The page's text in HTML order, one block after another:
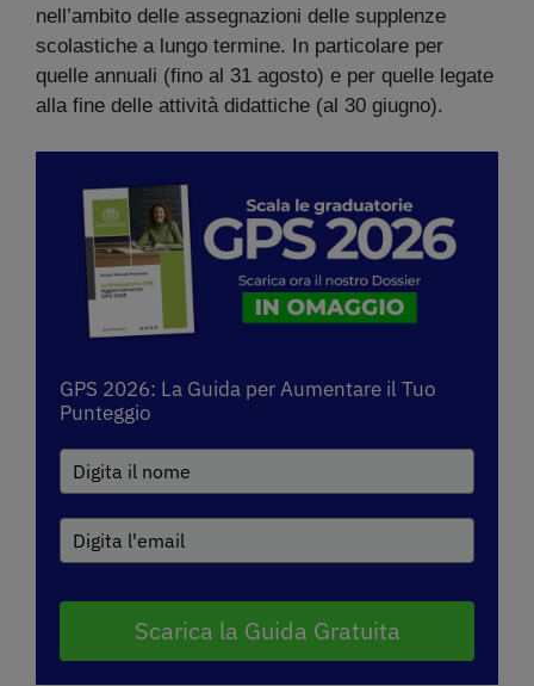
nell’ambito delle assegnazioni delle supplenze
scolastiche a lungo termine. In particolare per
quelle annuali (fino al 31 agosto) e per quelle legate
alla fine delle attività didattiche (al 30 giugno).
GPS 2026: La Guida per Aumentare il Tuo
Punteggio
Scarica la Guida Gratuita